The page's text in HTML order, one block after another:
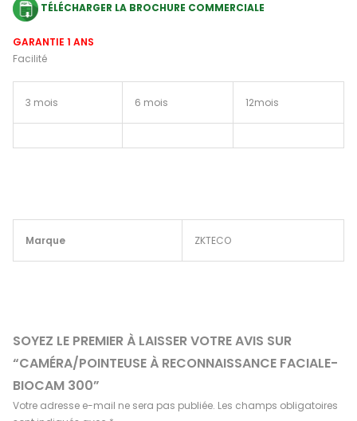
TÉLÉCHARGER LA BROCHURE COMMERCIALE
GARANTIE 1 ANS
Facilité
3 mois 6 mois 12mois
Marque ZKTECO
SOYEZ LE PREMIER À LAISSER VOTRE AVIS SUR
“CAMÉRA/POINTEUSE À RECONNAISSANCE FACIALE-
BIOCAM 300”
Votre adresse e-mail ne sera pas publiée. Les champs obligatoires